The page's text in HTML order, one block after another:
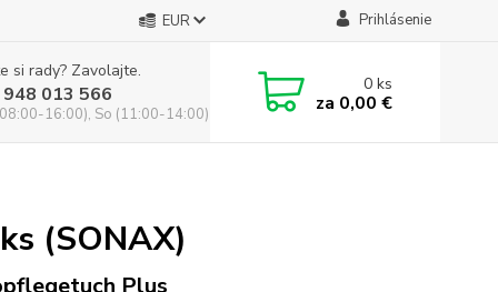
EUR Prihlásenie
si rady? Zavolajte.
013 566
16:00), So (11:00-14:00)
0ks
za 0,00 €
(SONAX)
Plus